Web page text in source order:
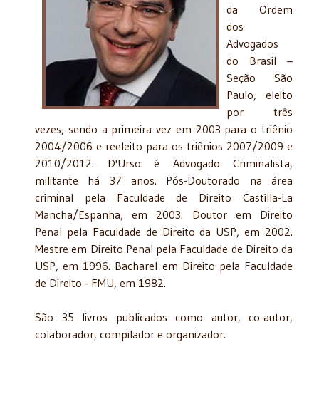
da Ordem
dos
Advogados
do Brasil –
Seção São
Paulo, eleito
por três
vezes, sendo a primeira vez em 2003 para o triênio
2004/2006 e reeleito para os triênios 2007/2009 e
2010/2012. D'Urso é Advogado Criminalista,
militante há 37 anos. Pós-Doutorado na área
criminal pela Faculdade de Direito Castilla-La
Mancha/Espanha, em 2003. Doutor em Direito
Penal pela Faculdade de Direito da USP, em 2002.
Mestre em Direito Penal pela Faculdade de Direito da
USP, em 1996. Bacharel em Direito pela Faculdade
de Direito - FMU, em 1982.
São 35 livros publicados como autor, co-autor,
colaborador, compilador e organizador.